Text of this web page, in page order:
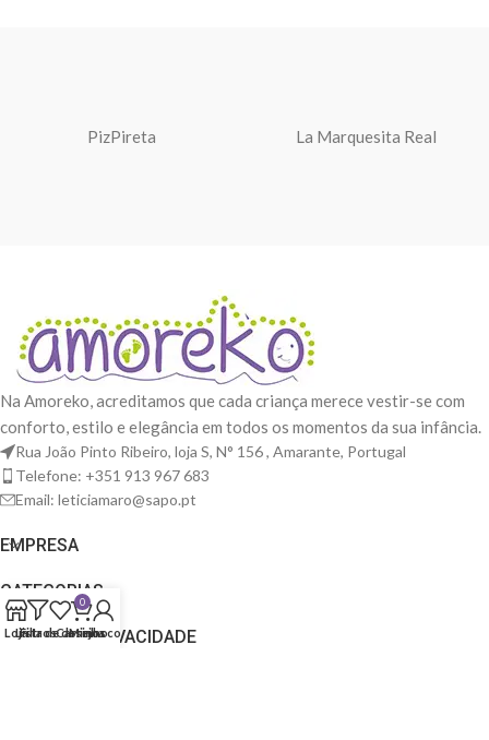
PizPireta La Marquesita Real
Na Amoreko, acreditamos que cada criança merece vestir-se com
conforto, estilo e elegância em todos os momentos da sua infância.
Rua João Pinto Ribeiro, loja S, N° 156 , Amarante, Portugal
Telefone: +351 913 967 683
Email: leticiamaro@sapo.pt
EMPRESA
CATEGORIAS
TERMOS E PRIVACIDADE
LojaFiltros
Lista de desejos
0
Carrinho
Minha conta